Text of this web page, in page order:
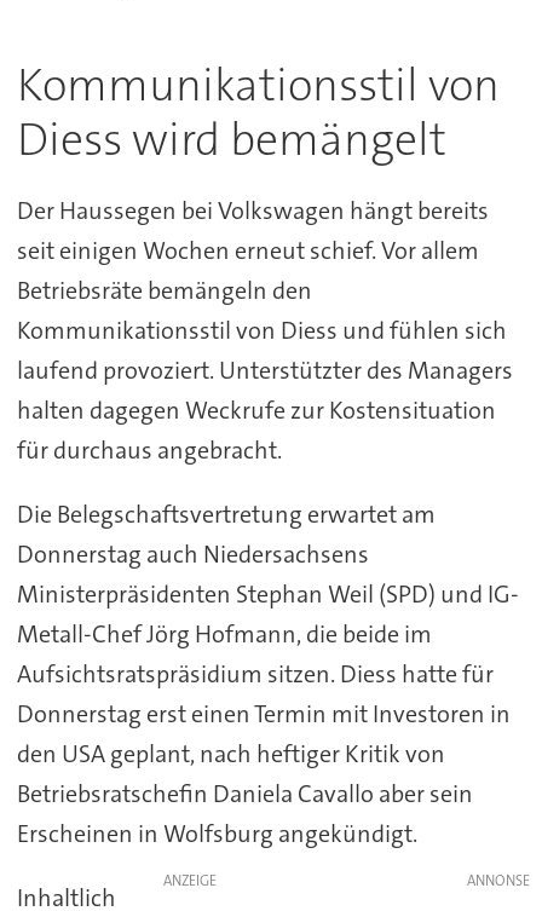
Kommunikationsstil von
Diess wird bemängelt
Der Haussegen bei Volkswagen hängt bereits
seit einigen Wochen erneut schief. Vor allem
Betriebsräte bemängeln den
Kommunikationsstil von Diess und fühlen sich
laufend provoziert. Unterstützter des Managers
halten dagegen Weckrufe zur Kostensituation
für durchaus angebracht.
Die Belegschaftsvertretung erwartet am
Donnerstag auch Niedersachsens
Ministerpräsidenten Stephan Weil (SPD) und IG-
Metall-Chef Jörg Hofmann, die beide im
Aufsichtsratspräsidium sitzen. Diess hatte für
Donnerstag erst einen Termin mit Investoren in
den USA geplant, nach heftiger Kritik von
Betriebsratschefin Daniela Cavallo aber sein
Erscheinen in Wolfsburg angekündigt.
ANZEIGE
Inhaltlich